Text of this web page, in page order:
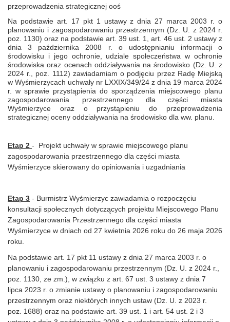
przeprowadzenia strategicznej ooś
Na podstawie art. 17 pkt 1 ustawy z dnia 27 marca 2003 r. o
planowaniu i zagospodarowaniu przestrzennym (Dz. U. z 2024 r.
poz. 1130) oraz na podstawie art. 39 ust. 1, art. 46 ust. 2 ustawy z
dnia 3 października 2008 r. o udostępnianiu informacji o
środowisku i jego ochronie, udziale społeczeństwa w ochronie
środowiska oraz ocenach oddziaływania na środowisko (Dz. U. z
2024 r., poz. 1112) zawiadamiam o podjęciu przez Radę Miejską
w Wyśmierzycach uchwały nr LXXIX/349/24 z dnia 19 marca 2024
r. w sprawie przystąpienia do sporządzenia miejscowego planu
zagospodarowania przestrzennego dla części miasta
Wyśmierzyce oraz o przystąpieniu do przeprowadzenia
strategicznej oceny oddziaływania na środowisko dla ww. planu.
Etap 2 - Projekt uchwały w sprawie miejscowego planu
zagospodarowania przestrzennego dla części miasta
Wyśmierzyce skierowany do opiniowania i uzgadniania
Etap 3 - Burmistrz Wyśmierzyc zawiadamia o rozpoczęciu
konsultacji społecznych dotyczących projektu Miejscowego Planu
Zagospodarowania Przestrzennego dla części miasta
Wyśmierzyce w dniach od 27 kwietnia 2026 roku do 26 maja 2026
roku.
Na podstawie art. 17 pkt 11 ustawy z dnia 27 marca 2003 r. o
planowaniu i zago­spo­darowaniu przestrzennym (Dz. U. z 2024 r.,
poz. 1130, ze zm.), w związku z art. 67 ust. 3 ustawy z dnia 7
lipca 2023 r. o zmianie ustawy o planowaniu i zagospodarowaniu
przestrzennym oraz niektórych innych ustaw (Dz. U. z 2023 r.
poz. 1688) oraz na podstawie art. 39 ust. 1 i art. 54 ust. 2 i 3